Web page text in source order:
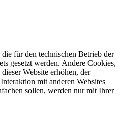
für den technischen Betrieb der
gesetzt werden. Andere Cookies,
Website erhöhen, der
mit anderen Websites
sollen, werden nur mit Ihrer